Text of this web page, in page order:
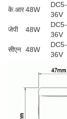
के.आर48W
DC5-
36V
जेपी 48W
DC5-
36V
सीएन 48W
DC5-
36V